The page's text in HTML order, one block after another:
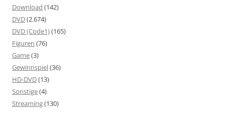
Download (142)
DVD(2.674)
DVD (Code1)(165)
Figuren (76)
Game(3)
Gewinnspiel(36)
HD-DVD(13)
Sonstige(4)
Streaming(130)